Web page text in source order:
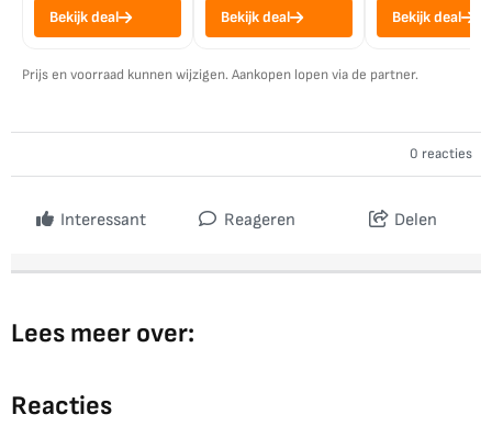
Bekijk deal Bekijk deal Bekijk deal
Prijs en voorraad kunnen wijzigen. Aankopen lopen via de partner.
0 reacties
Interessant Reageren Delen
Lees meer over:
Reacties